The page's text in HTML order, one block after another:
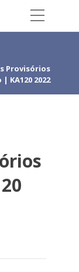
Provisórios
KA120 2022